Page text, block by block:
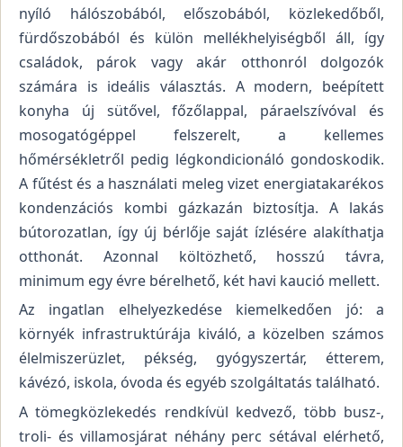
nyíló hálószobából, előszobából, közlekedőből,
fürdőszobából és külön mellékhelyiségből áll, így
családok, párok vagy akár otthonról dolgozók
számára is ideális választás. A modern, beépített
konyha új sütővel, főzőlappal, páraelszívóval és
mosogatógéppel felszerelt, a kellemes
hőmérsékletről pedig légkondicionáló gondoskodik.
A fűtést és a használati meleg vizet energiatakarékos
kondenzációs kombi gázkazán biztosítja. A lakás
bútorozatlan, így új bérlője saját ízlésére alakíthatja
otthonát. Azonnal költözhető, hosszú távra,
minimum egy évre bérelhető, két havi kaució mellett.
Az ingatlan elhelyezkedése kiemelkedően jó: a
környék infrastruktúrája kiváló, a közelben számos
élelmiszerüzlet, pékség, gyógyszertár, étterem,
kávézó, iskola, óvoda és egyéb szolgáltatás található.
A tömegközlekedés rendkívül kedvező, több busz-,
troli- és villamosjárat néhány perc sétával elérhető,